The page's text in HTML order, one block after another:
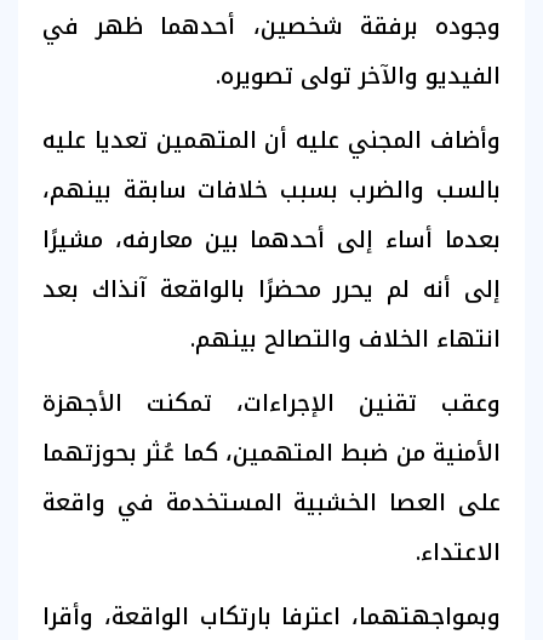
وجوده برفقة شخصين، أحدهما ظهر في
الفيديو والآخر تولى تصويره.
وأضاف المجني عليه أن المتهمين تعديا عليه
بالسب والضرب بسبب خلافات سابقة بينهم،
بعدما أساء إلى أحدهما بين معارفه، مشيرًا
إلى أنه لم يحرر محضرًا بالواقعة آنذاك بعد
انتهاء الخلاف والتصالح بينهم.
وعقب تقنين الإجراءات، تمكنت الأجهزة
الأمنية من ضبط المتهمين، كما عُثر بحوزتهما
على العصا الخشبية المستخدمة في واقعة
الاعتداء.
وبمواجهتهما، اعترفا بارتكاب الواقعة، وأقرا